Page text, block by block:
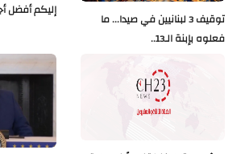
إليكم أفضل
توقيف 3 لبنانيين في صيدا... ما
فعلوه بإبنة الـ13..